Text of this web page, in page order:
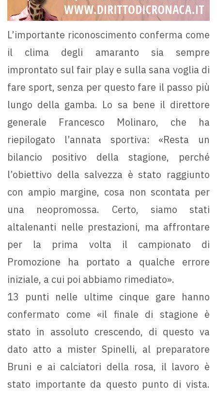
L’importante riconoscimento conferma come
il clima degli amaranto sia sempre
improntato sul fair play e sulla sana voglia di
fare sport, senza per questo fare il passo più
lungo della gamba. Lo sa bene il direttore
generale Francesco Molinaro, che ha
riepilogato l’annata sportiva: «Resta un
bilancio positivo della stagione, perché
l’obiettivo della salvezza è stato raggiunto
con ampio margine, cosa non scontata per
una neopromossa. Certo, siamo stati
altalenanti nelle prestazioni, ma affrontare
per la prima volta il campionato di
Promozione ha portato a qualche errore
iniziale, a cui poi abbiamo rimediato».
13 punti nelle ultime cinque gare hanno
confermato come «il finale di stagione è
stato in assoluto crescendo, di questo va
dato atto a mister Spinelli, al preparatore
Bruni e ai calciatori della rosa, il lavoro è
stato importante da questo punto di vista.